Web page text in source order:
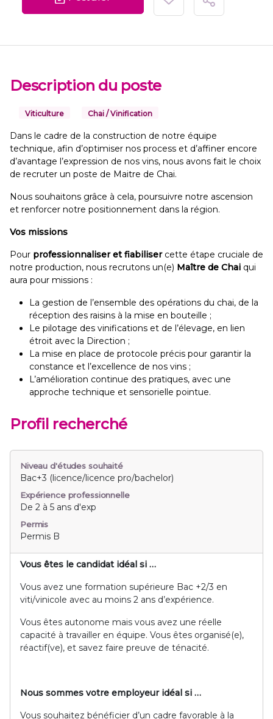
Description du poste
Viticulture Chai / Vinification
Dans le cadre de la construction de notre équipe
technique, afin d’optimiser nos process et d’affiner encore
d’avantage l’expression de nos vins, nous avons fait le choix
de recruter un poste de Maitre de Chai.
Nous souhaitons grâce à cela, poursuivre notre ascension
et renforcer notre positionnement dans la région.
Vos missions
Pour professionnaliser et fiabilisercette étape cruciale de
notre production, nous recrutons un(e) Maître de Chai qui
aura pour missions :
La gestion de l’ensemble des opérations du chai, de la
réception des raisins à la mise en bouteille ;
Le pilotage des vinifications et de l’élevage, en lien
étroit avec la Direction ;
La mise en place de protocole précis pour garantir la
constance et l’excellence de nos vins ;
L’amélioration continue des pratiques, avec une
approche technique et sensorielle pointue.
Profil recherché
Niveau d'études souhaité
Bac+3 (licence/licence pro/bachelor)
Expérience professionnelle
De 2 à 5 ans d'exp
Permis
Permis B
Vous êtes le candidat idéal si …
Vous avez une formation supérieure Bac +2/3 en
viti/vinicole avec au moins 2 ans d’expérience.
Vous êtes autonome mais vous avez une réelle
capacité à travailler en équipe. Vous êtes organisé(e),
réactif(ve), et savez faire preuve de ténacité.
Nous sommes votre employeur idéal si …
Vous souhaitez bénéficier d’un cadre favorable à la